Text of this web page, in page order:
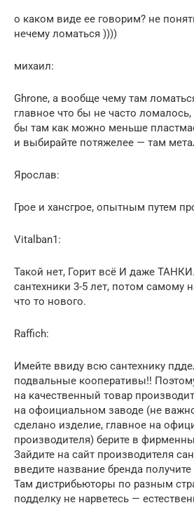
о каком виде ее говорим? не
нечему ломаться ))))
михаил:
Ghrone, а вообще чему там
главное что бы не часто ломалось,
бы там как можно меньше
и выбирайте потяжелее — там
Ярослав:
Грое и хансгрое, опытным путем
Vitalban1:
Такой нет, Горит всё И даже
сантехники 3-5 лет, потом самому
что то нового.
Raffich:
Имейте ввиду всю сантехнику
подвальные кооперативы!!
на качественный товар
на офоициальном заводе (не
сделано изделие, главное на
производителя) берите в
Зайдите на сайт производителя
введите название бренда
Там дистрибьюторы по разным
подделку не нарветесь —